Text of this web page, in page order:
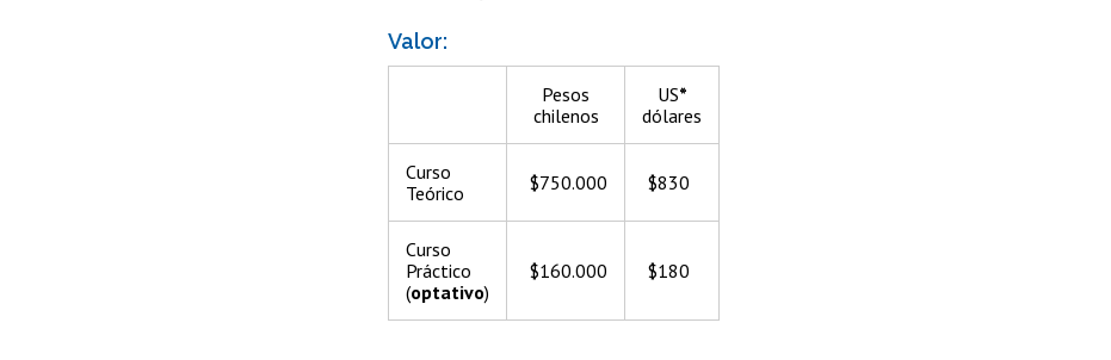
Valor:
Pesos
chilenos
US*
dólares
Curso
Teórico
$750.000 $830
Curso
Práctico
(optativo)
$160.000 $180